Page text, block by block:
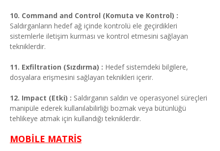
10. Command and Control (Komuta ve Kontrol) :
Saldırganların hedef ağ içinde kontrolü ele geçirdikleri
sistemlerle iletişim kurması ve kontrol etmesini sağlayan
tekniklerdir.
11. Exfiltration (Sızdırma) : Hedef sistemdeki bilgilere,
dosyalara erişmesini sağlayan teknikleri içerir.
12. Impact (Etki) : Saldırganın saldırı ve operasyonel süreçleri
manipüle ederek kullanılabilirliği bozmak veya bütünlüğü
tehlikeye atmak için kullandığı tekniklerdir.
MOBİLE MATRİS